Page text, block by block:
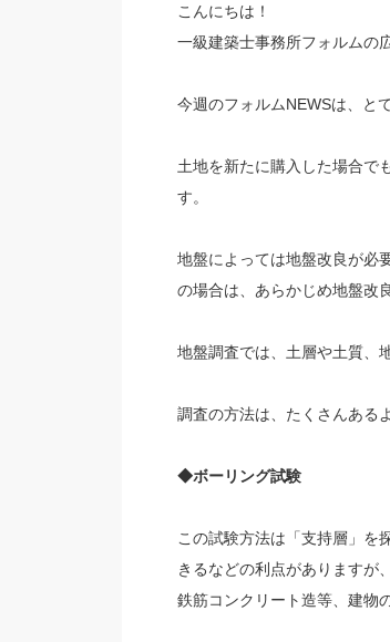
こんにちは！
一級建築士事務所フォルムの
今週のフォルムNEWSは、と
土地を新たに購入した場合で
す。
地盤によっては地盤改良が必
の場合は、あらかじめ地盤改
地盤調査では、土層や土質、
調査の方法は、たくさんある
◆ボーリング試験
この試験方法は「支持層」を
きるなどの利点がありますが
鉄筋コンクリート造等、建物